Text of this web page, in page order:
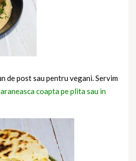
de post sau pentru vegani. Servim
coapta pe plita sau in